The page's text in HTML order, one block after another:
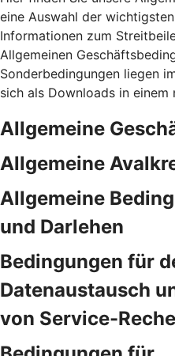
eine Auswahl der
Informationen zum
Allgemeinen
Sonderbedingungen liegen
sich als Downloads in einem
Allgemeine
Allgemeine
Allgemeine
und Darlehen
Bedingungen für
Datenaustausch
von Service-